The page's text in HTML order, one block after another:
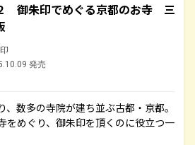
御朱印でめぐる京都のお寺 三
発売
数多の寺院が建ち並ぶ古都・京都。
をめぐり、御朱印を頂くのに役立つ一